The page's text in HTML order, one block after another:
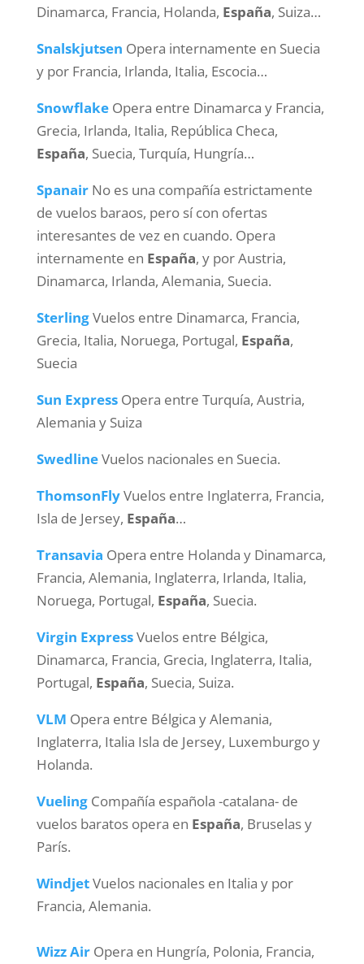
Dinamarca, Francia, Holanda, España, Suiza…
Snalskjutsen Opera internamente en Suecia
y por Francia, Irlanda, Italia, Escocia…
Snowflake Opera entre Dinamarca y Francia,
Grecia, Irlanda, Italia, República Checa,
España, Suecia, Turquía, Hungría…
SpanairNo es una compañía estrictamente
de vuelos baraos, pero sí con ofertas
interesantes de vez en cuando. Opera
internamente en España, y por Austria,
Dinamarca, Irlanda, Alemania, Suecia.
SterlingVuelos entre Dinamarca, Francia,
Grecia, Italia, Noruega, Portugal, España,
Suecia
Sun ExpressOpera entre Turquía, Austria,
Alemania y Suiza
SwedlineVuelos nacionales en Suecia.
ThomsonFlyVuelos entre Inglaterra, Francia,
Isla de Jersey, España…
Transavia Opera entre Holanda y Dinamarca,
Francia, Alemania, Inglaterra, Irlanda, Italia,
Noruega, Portugal, España, Suecia.
Virgin ExpressVuelos entre Bélgica,
Dinamarca, Francia, Grecia, Inglaterra, Italia,
Portugal, España, Suecia, Suiza.
VLM Opera entre Bélgica y Alemania,
Inglaterra, Italia Isla de Jersey, Luxemburgo y
Holanda.
Vueling Compañía española -catalana- de
vuelos baratos opera en España, Bruselas y
París.
WindjetVuelos nacionales en Italia y por
Francia, Alemania.
Wizz Air Opera en Hungría, Polonia, Francia,